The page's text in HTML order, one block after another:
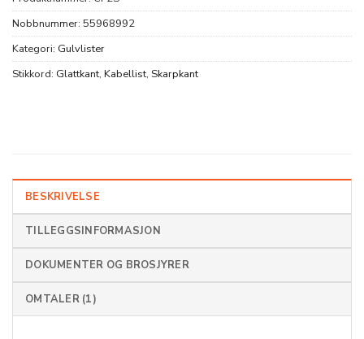
Nobbnummer: 55968992
Kategori: Gulvlister
Stikkord: Glattkant, Kabellist, Skarpkant
BESKRIVELSE
TILLEGGSINFORMASJON
DOKUMENTER OG BROSJYRER
OMTALER (1)